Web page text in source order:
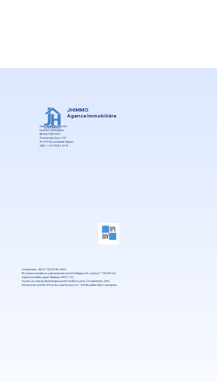
Compte tiers : BE 87 736 05786 3594
RC professionnelle et cautionnement via AXA Belgium SA - police n° 730.390.160
Agent immobilier agréé -Belgique- IPI 511.716
Soumis au code de déontologie suivant l’arrété royal du 27 septembre 2006
Instance de contrôle : IPI rue de Luxembourg 16 b- 1000 Bruxelles http://www.ipi.be
JHIMMO
Agence Immobilière
Avenue des Ducs 123
B-1970 Wezembeek Oppem
GSM : +32.475.81 09 74
Mail :Joelle@jhimmo.be
Numéro d’entreprise :
BE 0667 555 483